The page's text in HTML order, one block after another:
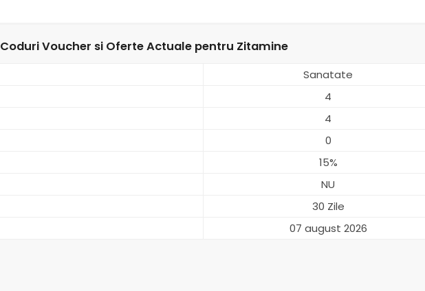
Coduri Voucher si Oferte Actuale pentru Zitamine
Sanatate
4
4
0
15%
NU
30 Zile
07 august 2026